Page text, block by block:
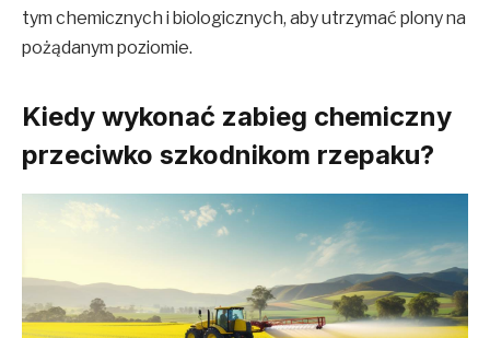
tym chemicznych i biologicznych, aby utrzymać plony na
pożądanym poziomie.
Kiedy wykonać zabieg chemiczny
przeciwko szkodnikom rzepaku?